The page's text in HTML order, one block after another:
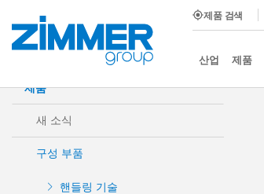
제품 검색
산업 제품
시작 제품 구성 부품 핸들링 기술
제품
새 소식
구성 부품
핸들링 기술